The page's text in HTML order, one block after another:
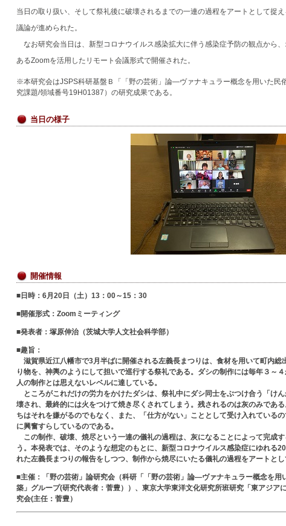
当日の取り扱い、そして祭礼後に破壊されるまでの一連の過程をアートとして捉
議論が進められた。
なお研究会当日は、新型コロナウイルス感染拡大に伴う感染症予防の観点から
あるZoomを活用したリモート会議形式で開催された。
※本研究会はJSPS科研基盤Ｂ「「野の芸術」論―ヴァナキュラー概念を用いた民
究課題/領域番号19H01387）の研究成果である。
当日の様子
開催情報
■日時：6月20日（土）13：00～15：30
■開催形式：Zoomミーティング
■発表者：塚原伸治（茨城大学人文社会科学部）
■趣旨：
滋賀県近江八幡市で3月半ばに開催される左義長まつりは、食材を用いて町内総
り物を、神輿のようにして担いで巡行する祭礼である。ダシの制作には毎年３～
人の制作とは思えないレベルに達している。
ところがこれだけの労力をかけたダシは、祭礼中にダシ同士をぶつけ合う「け
壊され、最終的には火をつけて焼き尽くされてしまう。残されるのは灰のみであ
ちはそれを嫌がるのでもなく、また、「仕方がない」こととして受け入れている
に興奮すらしているのである。
この制作、破壊、焼尽という一連の儀礼の過程は、灰になることによって完成
う。本発表では、そのような想定のもとに、新型コロナウイルス感染症にゆれる
れた左義長まつりの報告をしつつ、制作から焼尽にいたる儀礼の過程をアートとし
■主催：
「野の芸術」論研究会（科研「「野の芸術」論―ヴァナキュラー概念を
築」グループ(研究代表者：菅豊））、東京大学東洋文化研究所班研究「東アジア
究会(主任：菅豊）